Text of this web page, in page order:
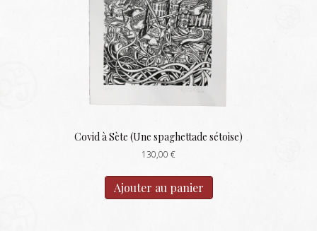
Covid à Sète (Une spaghettade sétoise)
130,00 €
Ajouter au panier